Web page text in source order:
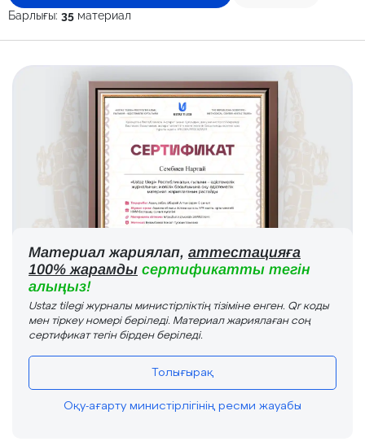
Барлығы: 35 материал
Материал жариялап, аттестацияға
100% жарамды сертификатты тегін
алыңыз!
Ustaz tilegi журналы министірліктің тізіміне енген. Qr коды
мен тіркеу номері беріледі. Материал жариялаған соң
сертификат тегін бірден беріледі.
Толығырақ
Оқу-ағарту министірлігінің ресми жауабы